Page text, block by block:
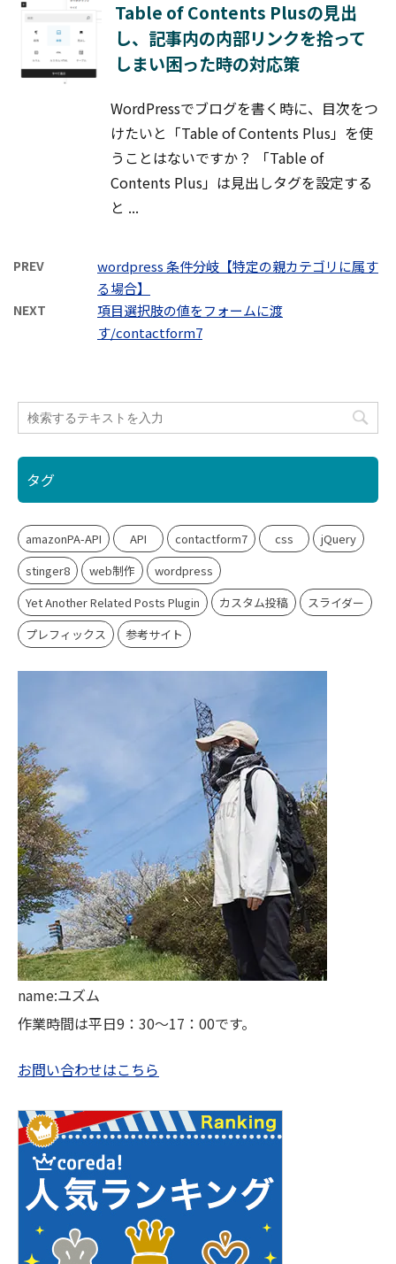
Table of Contents Plusの見出
し、記事内の内部リンクを拾って
しまい困った時の対応策
WordPressでブログを書く時に、目次をつ
けたいと「Table of Contents Plus」を使
うことはないですか？ 「Table of
Contents Plus」は見出しタグを設定する
と ...
PREV
wordpress 条件分岐【特定の親カテゴリに属す
る場合】
NEXT
項目選択肢の値をフォームに渡
す/contactform7
タグ
amazonPA-API API contactform7 css
jQuery
stinger8
web制作
wordpress
Yet Another Related Posts Plugin
カスタム投稿
スライダー
プレフィックス
参考サイト
name:ユズム
作業時間は平日9：30～17：00です。
お問い合わせはこちら